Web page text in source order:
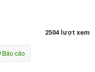
2504 lượt xem
Báo cáo